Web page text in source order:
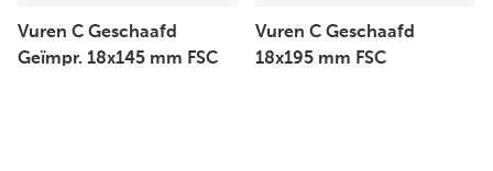
Vuren C Geschaafd
Geïmpr. 18x145 mm FSC
Vuren C Geschaafd
18x195 mm FSC